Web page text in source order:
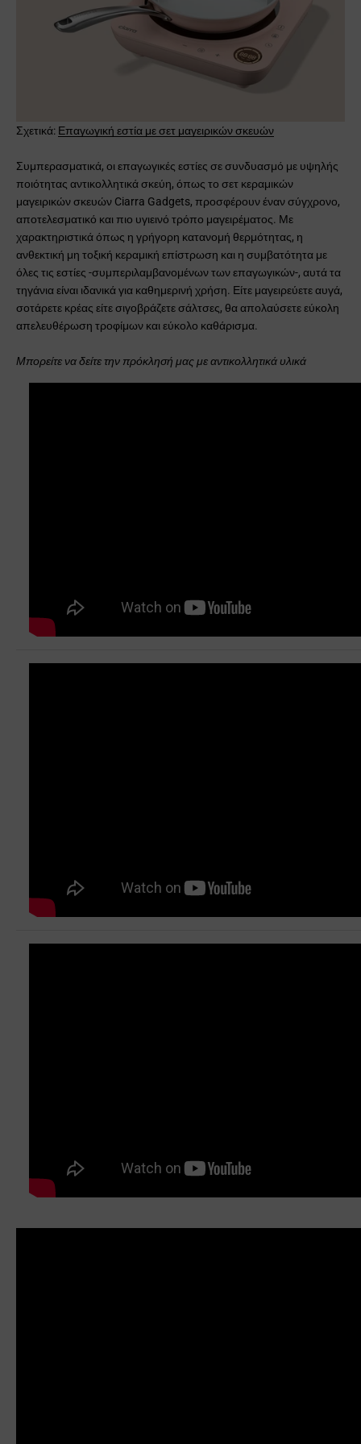
Σχετικά: Επαγωγική εστία με σετ μαγειρικών σκευών
Συμπερασματικά, οι επαγωγικές εστίες σε συνδυασμό με υψηλής
ποιότητας αντικολλητικά σκεύη, όπως το σετ κεραμικών
μαγειρικών σκευών Ciarra Gadgets, προσφέρουν έναν σύγχρονο,
αποτελεσματικό και πιο υγιεινό τρόπο μαγειρέματος. Με
χαρακτηριστικά όπως η γρήγορη κατανομή θερμότητας, η
ανθεκτική μη τοξική κεραμική επίστρωση και η συμβατότητα με
όλες τις εστίες -συμπεριλαμβανομένων των επαγωγικών-, αυτά τα
τηγάνια είναι ιδανικά για καθημερινή χρήση. Είτε μαγειρεύετε αυγά,
σοτάρετε κρέας είτε σιγοβράζετε σάλτσες, θα απολαύσετε εύκολη
απελευθέρωση τροφίμων και εύκολο καθάρισμα.
Μπορείτε να δείτε την πρόκλησή μας με αντικολλητικά υλικά